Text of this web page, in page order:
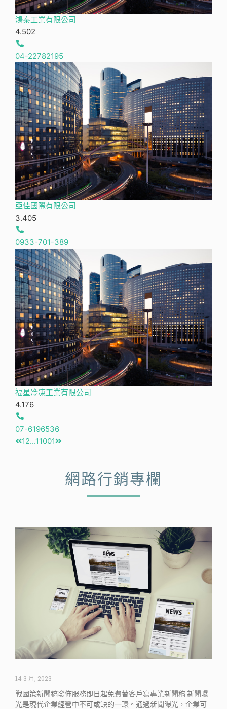
鴻泰工業有限公司
4.502
04-22782195
亞佳國際有限公司
3.405
0933-701-389
福星冷凍工業有限公司
4.176
07-6196536
12...11001
網路行銷專欄
14 3 月, 2023
戰國策新聞稿發佈服務即日起免費替客戶寫專業新聞稿 新聞曝
光是現代企業經營中不可或缺的一環。通過新聞曝光，企業可